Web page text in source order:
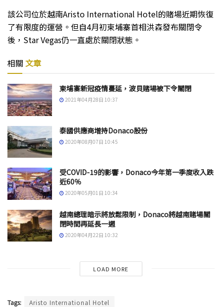
該公司位於越南Aristo International Hotel的賭場近期恢復
了有限度的運營。但自4月初柬埔寨首相洪森發布關閉令
後，Star Vegas仍一直處於關閉狀態。
相關 文章
柬埔寨新冠疫情蔓延，波貝賭場被下令關閉
2021年04月28日 10:37
泰國供應商增持Donaco股份
2020年08月07日 10:45
受COVID-19的影響，Donaco今年第一季度收入跌
近60％
2020年05月01日 10:34
越南總理暗示將放鬆限制，Donaco將越南賭場關
閉時間再延長一週
2020年04月22日 10:32
LOAD MORE
Tags:
Aristo International Hotel